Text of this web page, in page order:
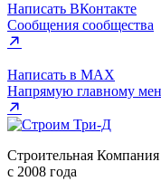
Написать ВКонтакте
Сообщения сообщества
Написать в MAX
Напрямую главному
Строительная
с 2008 года